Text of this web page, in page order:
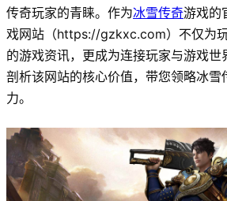
传奇玩家的青睐。作为冰雪传奇游戏的
戏网站（https://gzkxc.com）不仅为
的游戏资讯，更成为连接玩家与游戏世
剖析该网站的核心价值，带您领略冰雪
力。